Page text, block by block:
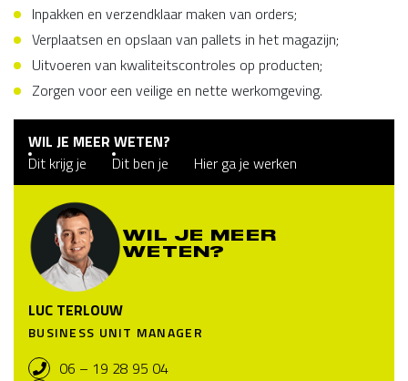
Inpakken en verzendklaar maken van orders;
Verplaatsen en opslaan van pallets in het magazijn;
Uitvoeren van kwaliteitscontroles op producten;
Zorgen voor een veilige en nette werkomgeving.
WIL JE MEER WETEN?
Dit krijg je
Dit ben je Hier ga je werken
WIL JE MEER
WETEN?
LUC TERLOUW
BUSINESS UNIT MANAGER
06 – 19 28 95 04